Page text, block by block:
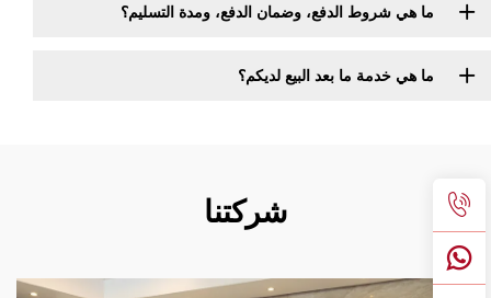
ما هي شروط الدفع، وضمان الدفع، ومدة التسليم؟
ما هي خدمة ما بعد البيع لديكم؟
شركتنا